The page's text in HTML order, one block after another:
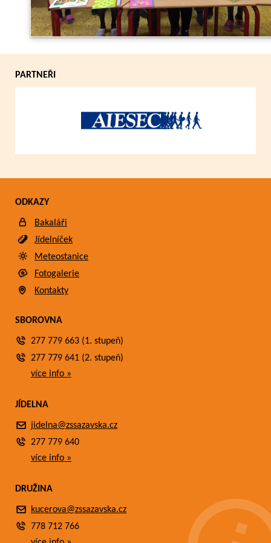
PARTNEŘI
ODKAZY
Bakaláři
Jídelníček
Meteostanice
Fotogalerie
Kontakty
SBOROVNA
277 779 663 (1. stupeň)
277 779 641 (2. stupeň)
více info »
JÍDELNA
jidelna@zssazavska.cz
277 779 640
více info »
DRUŽINA
kucerova@zssazavska.cz
778 712 766